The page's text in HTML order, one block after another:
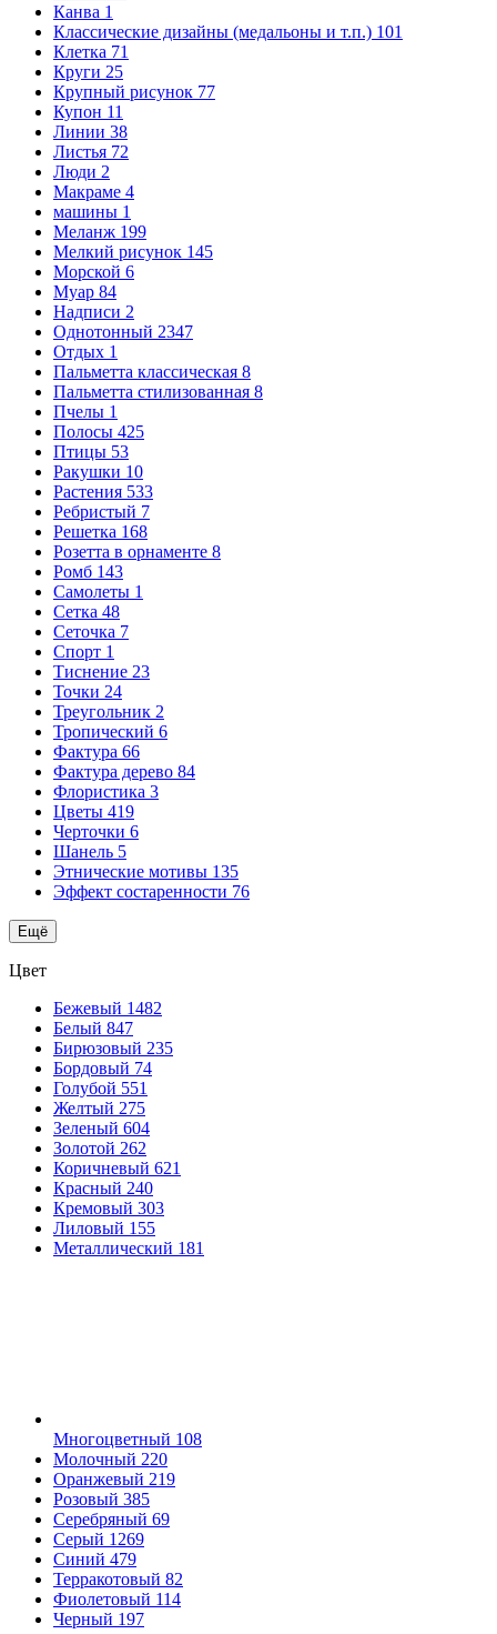
Канва 1
Классические дизайны (медальоны и т.п.) 101
Клетка 71
Круги 25
Крупный рисунок 77
Купон 11
Линии 38
Листья 72
Люди 2
Макраме 4
машины 1
Меланж 199
Мелкий рисунок 145
Морской 6
Муар 84
Надписи 2
Однотонный 2347
Отдых 1
Пальметта классическая 8
Пальметта стилизованная 8
Пчелы 1
Полосы 425
Птицы 53
Ракушки 10
Растения 533
Ребристый 7
Решетка 168
Розетта в орнаменте 8
Ромб 143
Самолеты 1
Сетка 48
Сеточка 7
Спорт 1
Тиснение 23
Точки 24
Треугольник 2
Тропический 6
Фактура 66
Фактура дерево 84
Флористика 3
Цветы 419
Черточки 6
Шанель 5
Этнические мотивы 135
Эффект состаренности 76
Ещё
Цвет
Бежевый 1482
Белый 847
Бирюзовый 235
Бордовый 74
Голубой 551
Желтый 275
Зеленый 604
Золотой 262
Коричневый 621
Красный 240
Кремовый 303
Лиловый 155
Металлический 181
Многоцветный 108
Молочный 220
Оранжевый 219
Розовый 385
Серебряный 69
Серый 1269
Синий 479
Терракотовый 82
Фиолетовый 114
Черный 197